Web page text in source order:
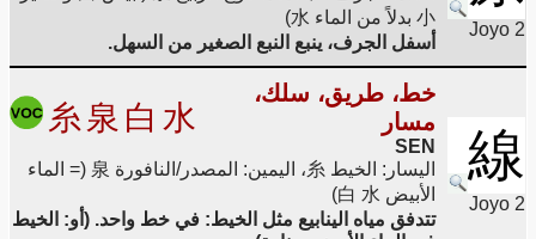
Joyo 2
小 بدلاً من الماء 水)
أسفل الجرف، ينبع النبع الصغير من السهل.
線
Joyo 2
خط، طريق، سلك،
مسار
SEN
糸 泉 白 水
اليسار: الخيط 糸، اليمين: المصدر/النافورة 泉 (= الماء
الأبيض 白 水)
تتدفق مياه الينابيع مثل الخيط: في خط واحد. (أو: الخيط